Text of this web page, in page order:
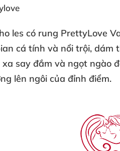
les có rung PrettyLove
cá tính và nổi trội,
say đắm và ngọt ngào
lên ngôi của đỉnh điểm.